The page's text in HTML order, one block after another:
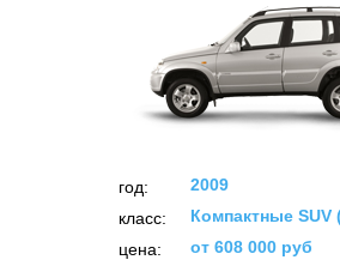
год:
2009
класс:
Компактные SUV
цена:
от 608 000 руб